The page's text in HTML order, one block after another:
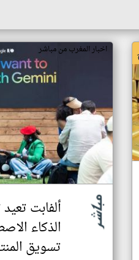
اخبار المغرب من مباشر
ألفابت
الذكاء
تسويق